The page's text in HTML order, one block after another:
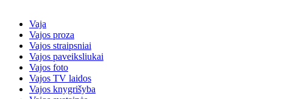
Vaja
Vajos proza
Vajos straipsniai
Vajos paveiksliukai
Vajos foto
Vajos TV laidos
Vajos knygrišyba